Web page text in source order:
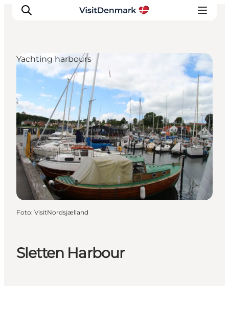
Inspiration
Resmål
Aktiviteter
Övernatta
Planera resan
Sletten Harbour
Yachting harbours
Foto: VisitNordsjælland